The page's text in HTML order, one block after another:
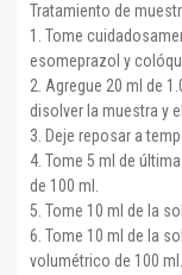
Tratamiento de
1. Tome
esomeprazol y
2. Agregue 20 ml de
disolver la muestra y
3. Deje reposar a
4. Tome 5 ml de
de 100 ml.
5. Tome 10 ml de la
6. Tome 10 ml de la
volumétrico de 100 ml.